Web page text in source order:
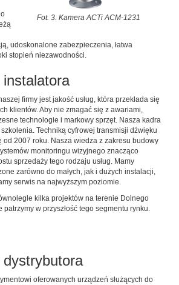
Fot. 3. Kamera ACTi ACM-1231
udoskonalone zabezpieczenia, łatwa
stopień niezawodności.
firmy jest jakość usług, która przekłada się
klientów. Aby nie zmagać się z awariami,
technologie i markowy sprzęt. Nasza kadra
Techniką cyfrowej transmisji dźwięku
od 2007 roku. Nasza wiedza z zakresu budowy
monitoringu wizyjnego znacząco
sprzedaży tego rodzaju usług. Mamy
zarówno do małych, jak i dużych instalacji,
serwis na najwyższym poziomie.
kilka projektów na terenie Dolnego
patrzymy w przyszłość tego segmentu rynku.
oferowanych urządzeń służących do